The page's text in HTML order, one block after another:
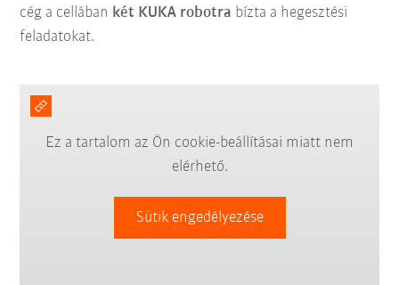
cég a cellában két KUKA robotra bízta a hegesztési
feladatokat.
Ez a tartalom az Ön cookie-beállításai miatt nem
elérhető.
Sütik engedélyezése